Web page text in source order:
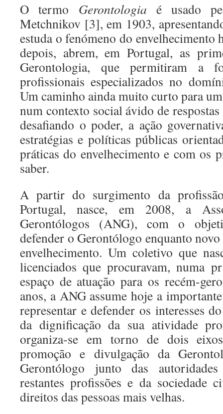
O termo Gerontologia é usado
Metchnikov [3], em 1903,
estuda o fenómeno do envelhecimento
depois, abrem, em Portugal, as
Gerontologia, que permitiram a
profissionais especializados no
Um caminho ainda muito curto para
num contexto social ávido de
desafiando o poder, a ação
estratégias e políticas públicas
práticas do envelhecimento e com os
saber.
A partir do surgimento da
Portugal, nasce, em 2008, a
Gerontólogos (ANG), com o
defender o Gerontólogo enquanto
envelhecimento. Um coletivo que
licenciados que procuravam, numa
espaço de atuação para os recém-
anos, a ANG assume hoje a
representar e defender os interesses
da dignificação da sua atividade
organiza-se em torno de dois
promoção e divulgação da
Gerontólogo junto das autoridades
restantes profissões e da
direitos das pessoas mais velhas.